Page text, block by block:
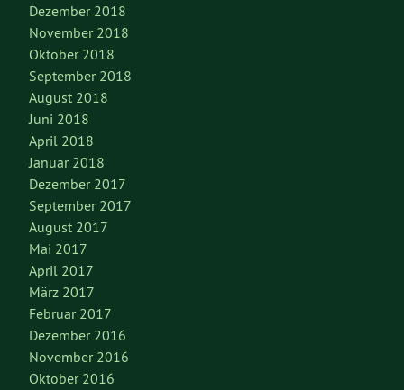
Dezember 2018
November 2018
Oktober 2018
September 2018
August 2018
Juni 2018
April 2018
Januar 2018
Dezember 2017
September 2017
August 2017
Mai 2017
April 2017
März 2017
Februar 2017
Dezember 2016
November 2016
Oktober 2016